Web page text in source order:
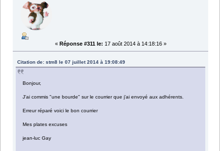
« Réponse #311 le: 17 août 2014 à 14:18:16 »
Citation de: stm8 le 07 juillet 2014 à 19:08:49
Bonjour,
J'ai commis "une bourde" sur le courrier que j'ai envoyé aux adhérents.
Erreur réparé voici le bon courrier
Mes plates excuses
jean-luc Gay